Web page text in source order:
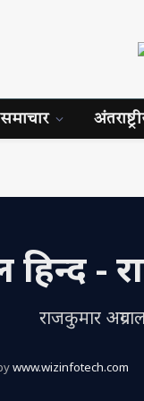
-
राजकुमार
www.wizinfotech.com